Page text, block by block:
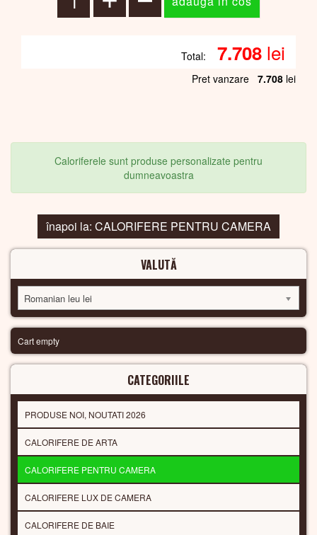
Total: 7.708 lei
Pret vanzare 7.708 lei
Caloriferele sunt produse personalizate pentru
dumneavoastra
înapoi la: CALORIFERE PENTRU CAMERA
VALUTĂ
Romanian leu lei
Cart empty
CATEGORIILE
PRODUSE NOI, NOUTATI 2026
CALORIFERE DE ARTA
CALORIFERE PENTRU CAMERA
CALORIFERE LUX DE CAMERA
CALORIFERE DE BAIE